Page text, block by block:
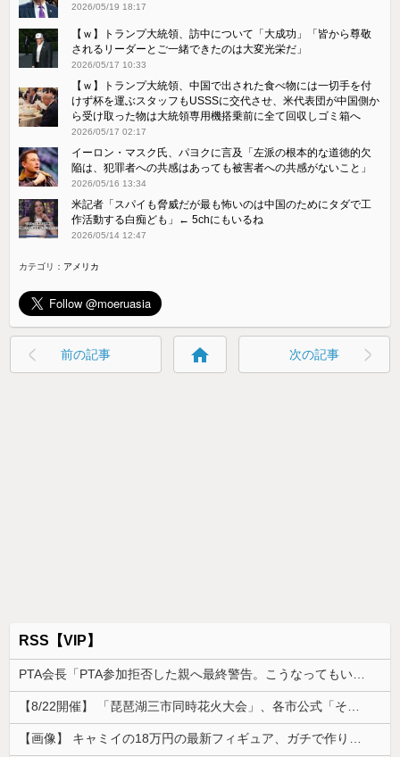
2026/05/19 18:17
【ｗ】トランプ大統領、訪中について「大成功」「皆から尊敬
されるリーダーとご一緒できたのは大変光栄だ」
2026/05/17 10:33
【ｗ】トランプ大統領、中国で出された食べ物には一切手を付
けず杯を運ぶスタッフもUSSSに交代させ、米代表団が中国側か
ら受け取った物は大統領専用機搭乗前に全て回収しゴミ箱へ
2026/05/17 02:17
イーロン・マスク氏、パヨクに言及「左派の根本的な道徳的欠
陥は、犯罪者への共感はあっても被害者への共感がないこと」
2026/05/16 13:34
米記者「スパイも脅威だが最も怖いのは中国のためにタダで工
作活動する白痴ども」← 5chにもいるね
2026/05/14 12:47
カテゴリ： アメリカ
前の記事 home 次の記事
RSS【VIP】